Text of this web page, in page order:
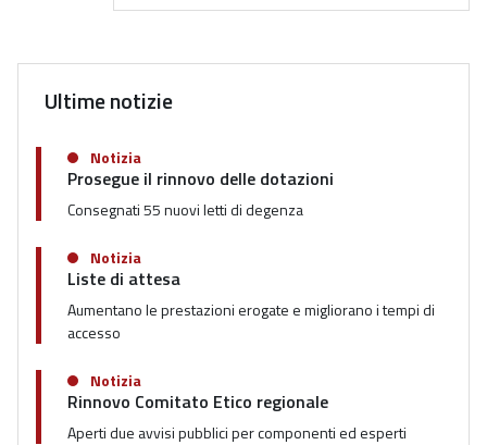
Ultime notizie
Notizia
Prosegue il rinnovo delle dotazioni
Consegnati 55 nuovi letti di degenza
Notizia
Liste di attesa
Aumentano le prestazioni erogate e migliorano i tempi di
accesso
Notizia
Rinnovo Comitato Etico regionale
Aperti due avvisi pubblici per componenti ed esperti